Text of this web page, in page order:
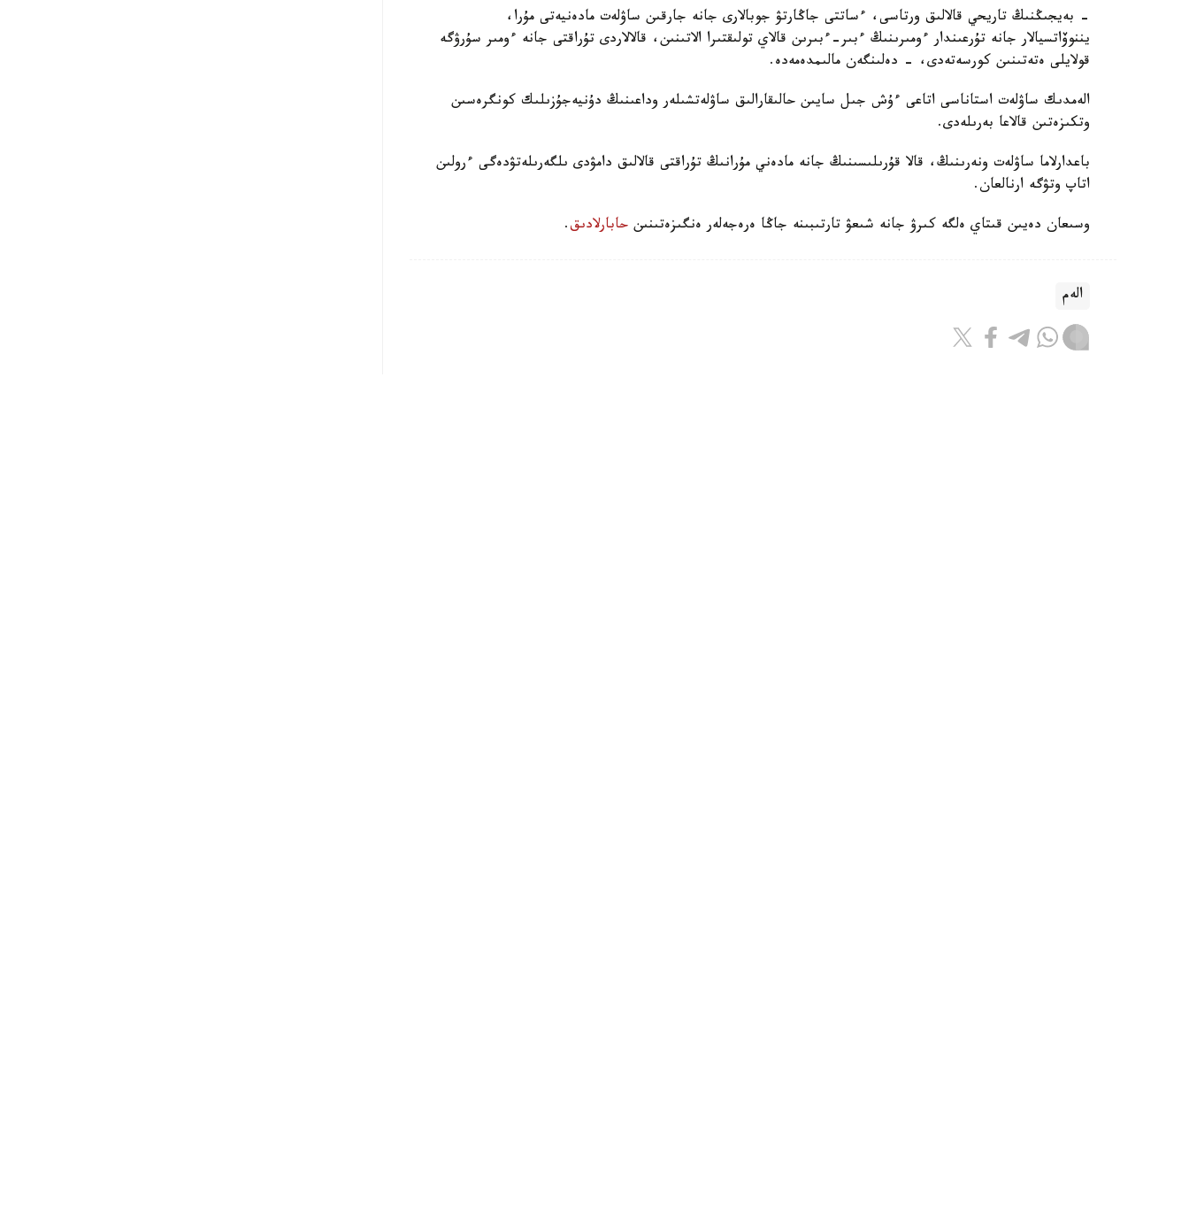
- بەيجىڭنىڭ تاريحي قالالىق ورتاسى، ءساتتى جاڭارتۋ جوبالارى جانە جارقىن ساۋلەت مادەنيەتى مۇرا،
يننوۆاتسيالار جانە تۇرعىندار ءومىرىنىڭ ءبىر-ءبىرىن قالاي تولىقتىرا الاتىنىن، قالالاردى تۇراقتى جانە ءومىر سۇرۋگە
قولايلى ەتەتىنىن كورسەتەدى، - دەلىنگەن مالىمدەمەدە.
الەمدىك ساۋلەت استاناسى اتاعى ءۇش جىل سايىن حالىقارالىق ساۋلەتشىلەر وداعىنىڭ دۇنيەجۇزىلىك كونگرەسىن
وتكىزەتىن قالاعا بەرىلەدى.
باعدارلاما ساۋلەت ونەرىنىڭ، قالا قۇرىلىسىنىڭ جانە مادەني مۇرانىڭ تۇراقتى قالالىق دامۋدى ىلگەرىلەتۋدەگى ءرولىن
اتاپ وتۋگە ارنالعان.
وسىعان دەيىن قىتاي ەلگە كىرۋ جانە شىعۋ تارتىبىنە جاڭا ەرەجەلەر ەنگىزەتىنىن حابارلادىق.
الەم